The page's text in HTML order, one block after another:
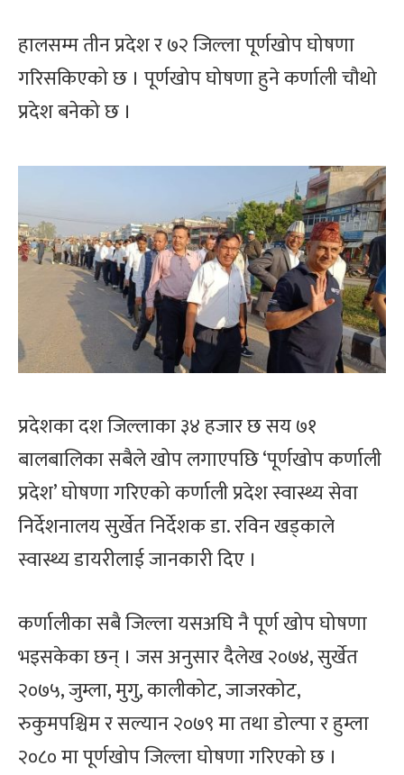
हालसम्म तीन प्रदेश र ७२ जिल्ला पूर्णखोप घोषणा
गरिसकिएको छ । पूर्णखोप घोषणा हुने कर्णाली चौथो
प्रदेश बनेको छ ।
प्रदेशका दश जिल्लाका ३४ हजार छ सय ७१
बालबालिका सबैले खोप लगाएपछि ‘पूर्णखोप कर्णाली
प्रदेश’ घोषणा गरिएको कर्णाली प्रदेश स्वास्थ्य सेवा
निर्देशनालय सुर्खेत निर्देशक डा. रविन खड्काले
स्वास्थ्य डायरीलाई जानकारी दिए ।
कर्णालीका सबै जिल्ला यसअघि नै पूर्ण खोप घोषणा
भइसकेका छन् । जस अनुसार दैलेख २०७४, सुर्खेत
२०७५, जुम्ला, मुगु, कालीकोट, जाजरकोट,
रुकुमपश्चिम र सल्यान २०७९ मा तथा डोल्पा र हुम्ला
२०८० मा पूर्णखोप जिल्ला घोषणा गरिएको छ ।